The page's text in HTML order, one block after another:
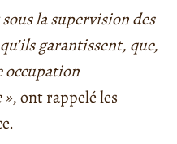
la supervision des
garantissent, que,
occupation
, ont rappelé les